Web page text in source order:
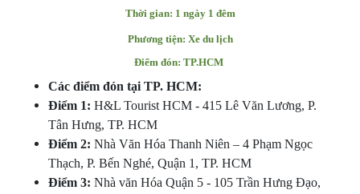
Thời gian: 1 ngày 1 đêm
Phương tiện: Xe du lịch
Điểm đón: TP.HCM
Các điểm đón tại TP. HCM:
Điểm 1: H&L Tourist HCM - 415 Lê Văn Lương, P.
Tân Hưng, TP. HCM
Điểm 2: Nhà Văn Hóa Thanh Niên – 4 Phạm Ngọc
Thạch, P. Bến Nghé, Quận 1, TP. HCM
Điểm 3: Nhà văn Hóa Quận 5 - 105 Trần Hưng Đạo,